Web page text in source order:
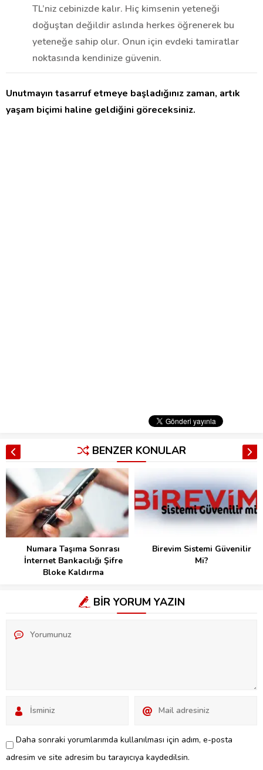
TL’niz cebinizde kalır. Hiç kimsenin yeteneği
doğuştan değildir aslında herkes öğrenerek bu
yeteneğe sahip olur. Onun için evdeki tamiratlar
noktasında kendinize güvenin.
Unutmayın tasarruf etmeye başladığınız zaman, artık
yaşam biçimi haline geldiğini göreceksiniz.
BENZER KONULAR
Numara Taşıma Sonrası
İnternet Bankacılığı Şifre
Bloke Kaldırma
Birevim Sistemi Güvenilir
Mi?
BİR YORUM YAZIN
Daha sonraki yorumlarımda kullanılması için adım, e-posta
adresim ve site adresim bu tarayıcıya kaydedilsin.